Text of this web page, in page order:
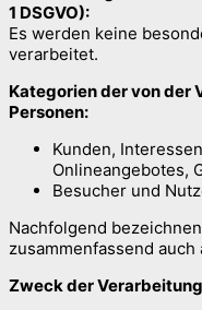
1 DSGVO):
Es werden keine
verarbeitet.
Kategorien der von der
Personen:
Kunden,
Onlineangebotes,
Besucher und
Nachfolgend
zusammenfassend auch
Zweck der